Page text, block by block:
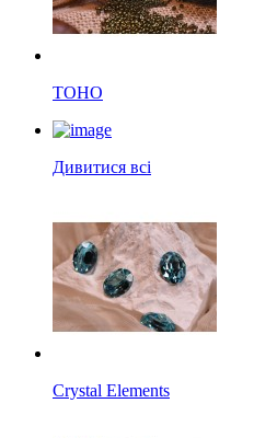
TOHO
Дивитися всі
Crystal Elements